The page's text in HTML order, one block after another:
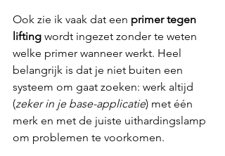
Ook zie ik vaak dat een primer tegen
lifting wordt ingezet zonder te weten
welke primer wanneer werkt. Heel
belangrijk is dat je niet buiten een
systeem om gaat zoeken: werk altijd
(zeker in je base-applicatie) met één
merk en met de juiste uithardingslamp
om problemen te voorkomen.